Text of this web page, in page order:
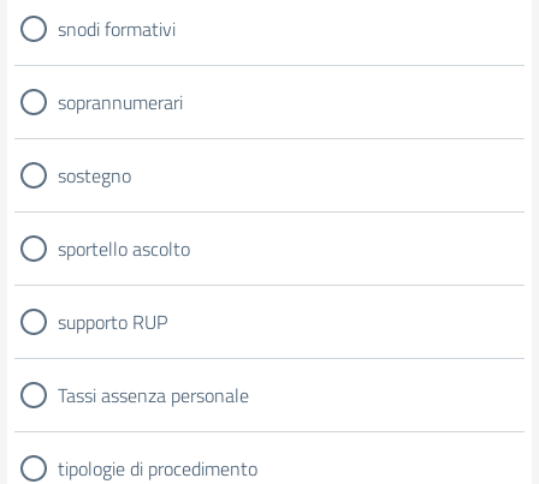
snodi formativi
soprannumerari
sostegno
sportello ascolto
supporto RUP
Tassi assenza personale
tipologie di procedimento